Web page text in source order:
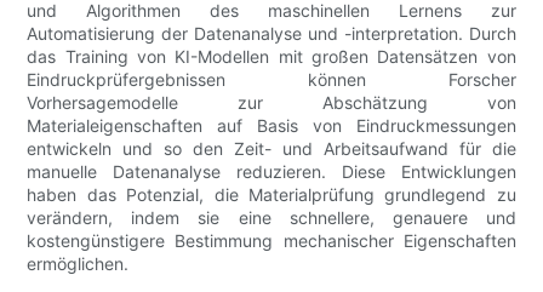
und Algorithmen des maschinellen Lernens zur
Automatisierung der Datenanalyse und -interpretation. Durch
das Training von KI-Modellen mit großen Datensätzen von
Eindruckprüfergebnissen können Forscher
Vorhersagemodelle zur Abschätzung von
Materialeigenschaften auf Basis von Eindruckmessungen
entwickeln und so den Zeit- und Arbeitsaufwand für die
manuelle Datenanalyse reduzieren. Diese Entwicklungen
haben das Potenzial, die Materialprüfung grundlegend zu
verändern, indem sie eine schnellere, genauere und
kostengünstigere Bestimmung mechanischer Eigenschaften
ermöglichen.